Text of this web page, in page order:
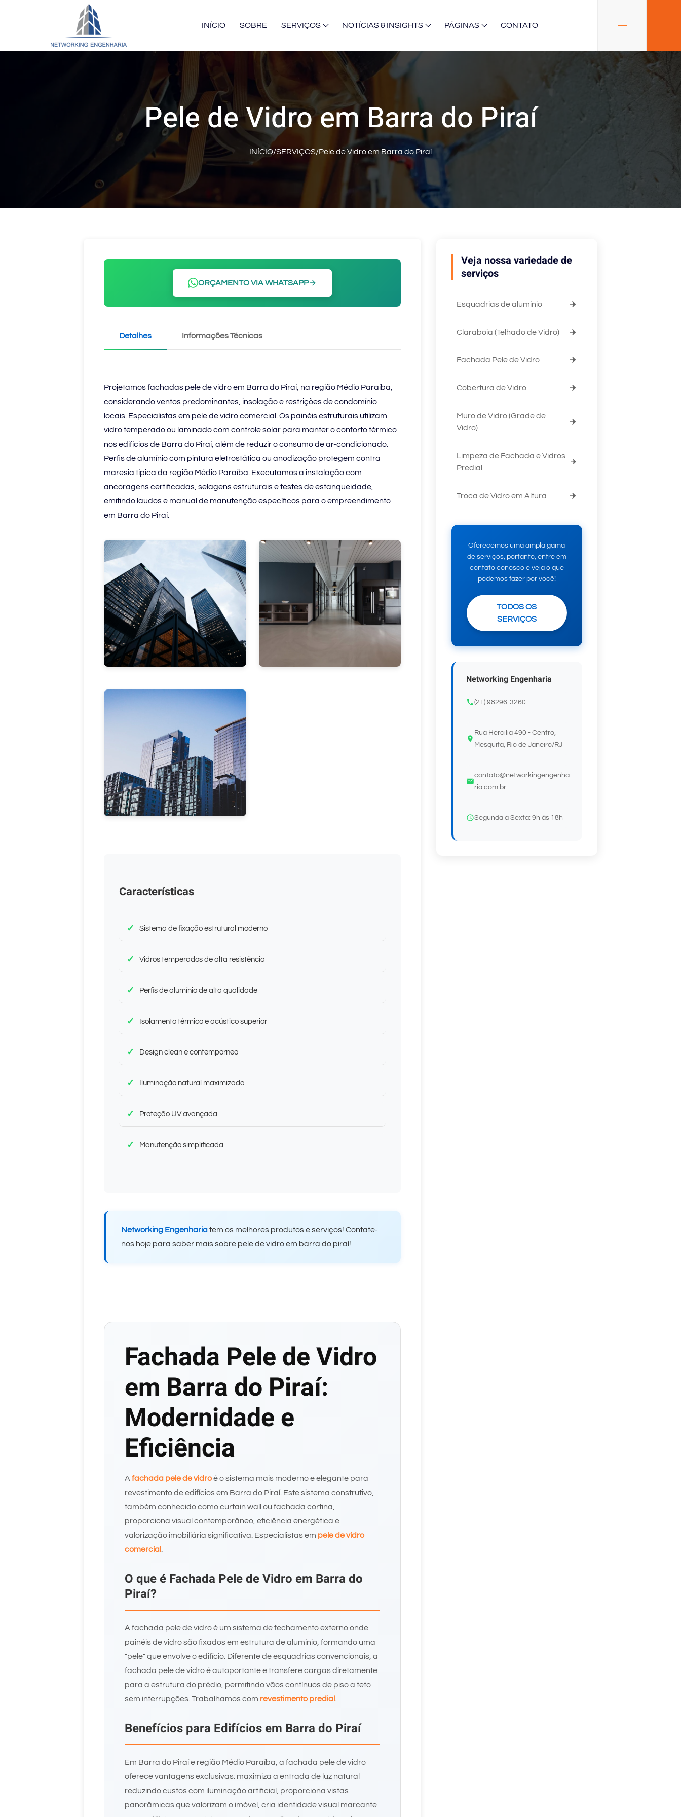
INÍCIO SOBRE SERVIÇOS NOTÍCIAS & INSIGHTS PÁGINAS CONTATO
Pele de Vidro em Barra do Piraí
INÍCIO/SERVIÇOS/Pele de Vidro em Barra do Piraí
ORÇAMENTO VIA WHATSAPP
Detalhes Informações Técnicas
Projetamos fachadas pele de vidro em Barra do Piraí, na região Médio Paraíba,
considerando ventos predominantes, insolação e restrições de condomínio
locais. Especialistas em pele de vidro comercial. Os painéis estruturais utilizam
vidro temperado ou laminado com controle solar para manter o conforto térmico
nos edifícios de Barra do Piraí, além de reduzir o consumo de ar-condicionado.
Perfis de alumínio com pintura eletrostática ou anodização protegem contra
maresia típica da região Médio Paraíba. Executamos a instalação com
ancoragens certificadas, selagens estruturais e testes de estanqueidade,
emitindo laudos e manual de manutenção específicos para o empreendimento
em Barra do Piraí.
Características
Sistema de fixação estrutural moderno
Vidros temperados de alta resistência
Perfis de alumínio de alta qualidade
Isolamento térmico e acústico superior
Design clean e contemporneo
Iluminação natural maximizada
Proteção UV avançada
Manutenção simplificada
Networking Engenhariatem os melhores produtos e serviços! Contate-
nos hoje para saber mais sobre pele de vidro em barra do piraí!
Fachada Pele de Vidro
em Barra do Piraí:
Modernidade e
Eficiência
A fachada pele de vidroé o sistema mais moderno e elegante para
revestimento de edifícios em Barra do Piraí. Este sistema construtivo,
também conhecido como curtain wall ou fachada cortina,
proporciona visual contemporâneo, eficiência energética e
valorização imobiliária significativa. Especialistas em pele de vidro
comercial
O que é Fachada Pele de Vidro em Barra do
Piraí?
A fachada pele de vidro é um sistema de fechamento externo onde
painéis de vidro são fixados em estrutura de alumínio, formando uma
"pele" que envolve o edifício. Diferente de esquadrias convencionais, a
fachada pele de vidro é autoportante e transfere cargas diretamente
para a estrutura do prédio, permitindo vãos contínuos de piso a teto
sem interrupções. Trabalhamos com revestimento predial
Benefícios para Edifícios em Barra do Piraí
Em Barra do Piraí e região Médio Paraíba, a fachada pele de vidro
oferece vantagens exclusivas: maximiza a entrada de luz natural
reduzindo custos com iluminação artificial, proporciona vistas
panorâmicas que valorizam o imóvel, cria identidade visual marcante
Veja nossa variedade de
serviços
Esquadrias de alumínio
Claraboia (Telhado de Vidro)
Fachada Pele de Vidro
Cobertura de Vidro
Muro de Vidro (Grade de
Vidro)
Limpeza de Fachada e Vidros
Predial
Troca de Vidro em Altura
Oferecemos uma ampla gama
de serviços, portanto, entre em
contato conosco e veja o que
podemos fazer por você!
TODOS OS
SERVIÇOS
Networking Engenharia
(21) 98296-3260
Rua Hercilia 490 - Centro,
Mesquita, Rio de Janeiro/RJ
contato@networkingengenha
ria.com.br
Segunda a Sexta: 9h às 18h